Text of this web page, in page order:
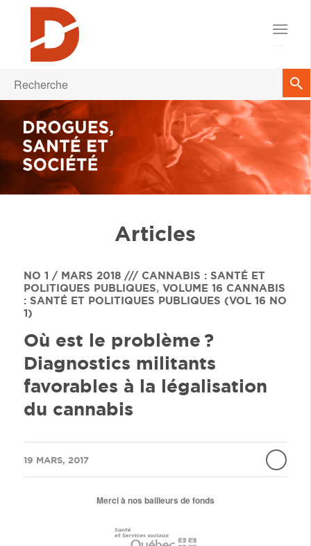
Articles
NO 1 / MARS 2018 /// CANNABIS : SANTÉ ET
POLITIQUES PUBLIQUES, VOLUME 16 CANNABIS
: SANTÉ ET POLITIQUES PUBLIQUES (VOL 16 NO
1)
Où est le problème ?
Diagnostics militants
favorables à la légalisation
du cannabis
19 MARS, 2017
Merci à nos bailleurs de fonds